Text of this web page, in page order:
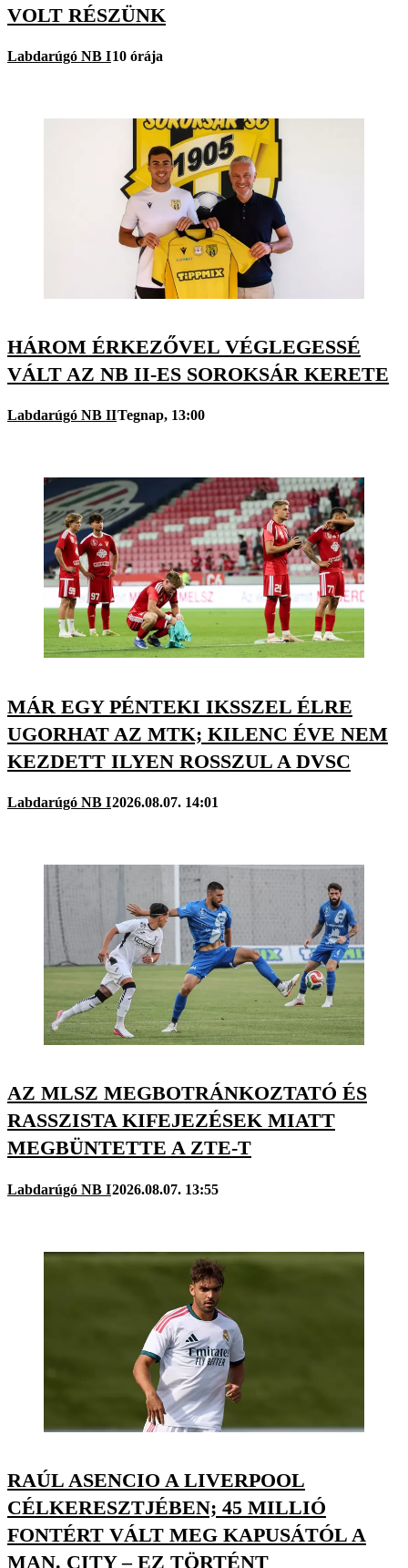
VOLT RÉSZÜNK
Labdarúgó NB I10 órája
HÁROM ÉRKEZŐVEL VÉGLEGESSÉ
VÁLT AZ NB II-ES SOROKSÁR KERETE
Labdarúgó NB IITegnap, 13:00
MÁR EGY PÉNTEKI IKSSZEL ÉLRE
UGORHAT AZ MTK; KILENC ÉVE NEM
KEZDETT ILYEN ROSSZUL A DVSC
Labdarúgó NB I2026.08.07. 14:01
AZ MLSZ MEGBOTRÁNKOZTATÓ ÉS
RASSZISTA KIFEJEZÉSEK MIATT
MEGBÜNTETTE A ZTE-T
Labdarúgó NB I2026.08.07. 13:55
RAÚL ASENCIO A LIVERPOOL
CÉLKERESZTJÉBEN; 45 MILLIÓ
FONTÉRT VÁLT MEG KAPUSÁTÓL A
MAN. CITY – EZ TÖRTÉNT